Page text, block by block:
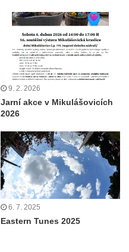
9. 2. 2026
Jarní akce v Mikulášovicích
2026
6. 7. 2025
Eastern Tunes 2025